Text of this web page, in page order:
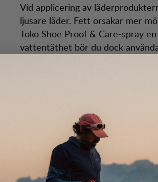
Vid applicering av
ljusare läder. Fett orsakar mer
Toko Shoe Proof & Care-spray
vattentäthet bör du dock
och